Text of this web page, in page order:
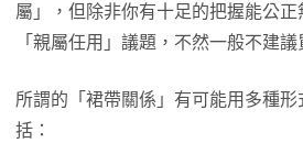
屬」，但除非你有十足的把握能公
「親屬任用」議題，不然一般不建議
所謂的「裙帶關係」有可能用多種
括：